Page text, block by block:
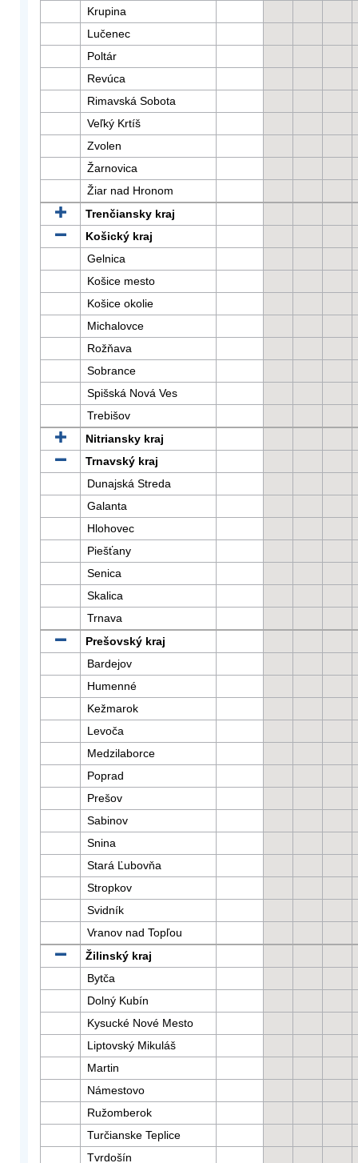
Krupina
Lučenec
Poltár
Revúca
Rimavská Sobota
Veľký Krtíš
Zvolen
Žarnovica
Žiar nad Hronom
Trenčiansky kraj
Košický kraj
Gelnica
Košice mesto
Košice okolie
Michalovce
Rožňava
Sobrance
Spišská Nová Ves
Trebišov
Nitriansky kraj
Trnavský kraj
Dunajská Streda
Galanta
Hlohovec
Piešťany
Senica
Skalica
Trnava
Prešovský kraj
Bardejov
Humenné
Kežmarok
Levoča
Medzilaborce
Poprad
Prešov
Sabinov
Snina
Stará Ľubovňa
Stropkov
Svidník
Vranov nad Topľou
Žilinský kraj
Bytča
Dolný Kubín
Kysucké Nové Mesto
Liptovský Mikuláš
Martin
Námestovo
Ružomberok
Turčianske Teplice
Tvrdošín